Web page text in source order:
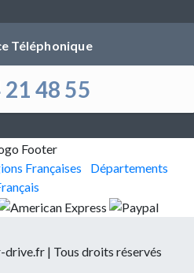
Téléphonique
21 48 55
Françaises
Départements
| Tous droits réservés